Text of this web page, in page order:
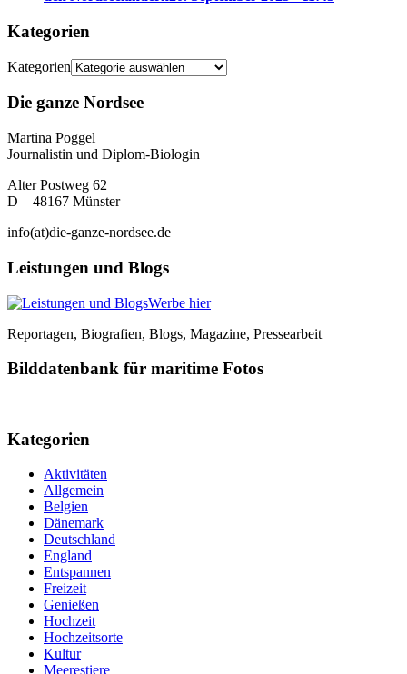
Kategorien
Kategorien
Die ganze Nordsee
Martina Poggel
Journalistin und Diplom-Biologin
Alter Postweg 62
D – 48167 Münster
info(at)die-ganze-nordsee.de
Leistungen und Blogs
Werbe hier
Reportagen, Biografien, Blogs, Magazine, Pressearbeit
Bilddatenbank für maritime Fotos
Kategorien
Aktivitäten
Allgemein
Belgien
Dänemark
Deutschland
England
Entspannen
Freizeit
Genießen
Hochzeit
Hochzeitsorte
Kultur
Meerestiere